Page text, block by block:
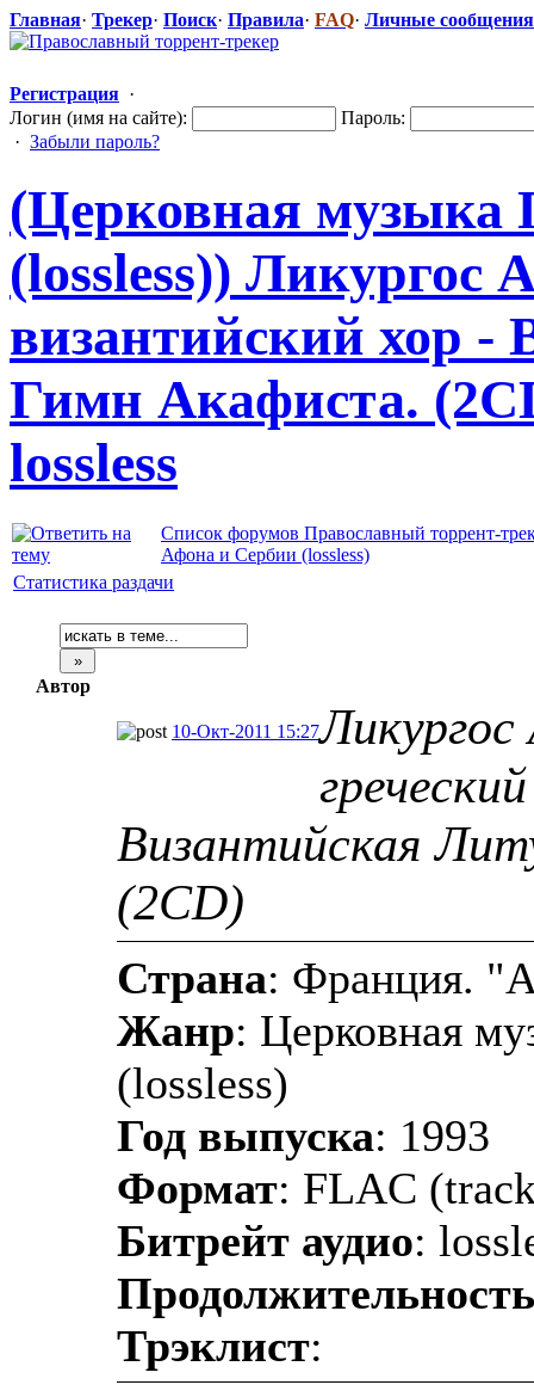
Главная· Трекер· Поиск· Правила· FAQ· Личные сообщения
Регистрация ·
Логин (имя на сайте):
Пароль:
· Забыли пароль?
(Церковная музыка
(lossless)) Ликургос
византийский хор -
Гимн Акафиста.
lossless
Список форумов Православный торрент-
Афона и Сербии (lossless)
Статистика раздачи
Автор
10-Окт-2011 15:27Ликургос
Византийская
(2CD)
Страна: Франция.
Жанр: Церковная
(lossless)
Год выпуска: 1993
Формат: FLAC
Битрейт аудио:
Продолжительность
Трэклист: